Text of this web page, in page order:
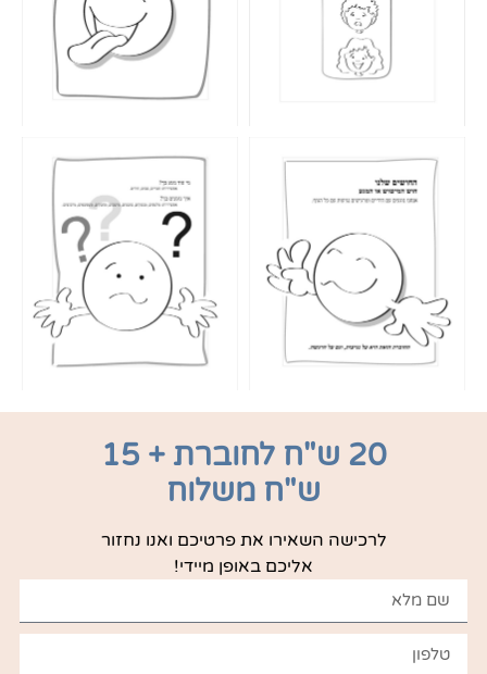
20 ש"ח לחוברת + 15
ש"ח משלוח
לרכישה השאירו את פרטיכם ואנו נחזור
אליכם באופן מיידי!